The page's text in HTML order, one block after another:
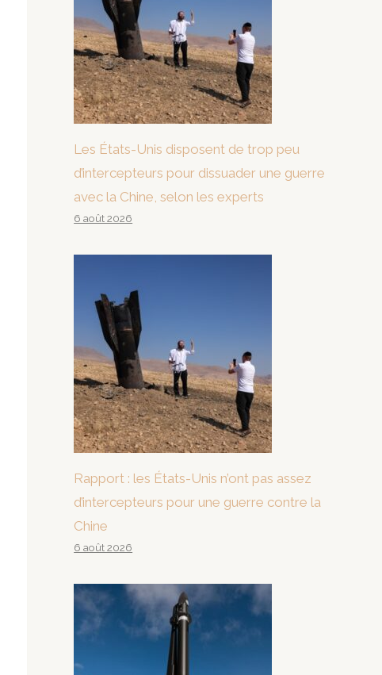
Les États-Unis disposent de trop peu
d’intercepteurs pour dissuader une guerre
avec la Chine, selon les experts
6 août 2026
Rapport : les États-Unis n’ont pas assez
d’intercepteurs pour une guerre contre la
Chine
6 août 2026